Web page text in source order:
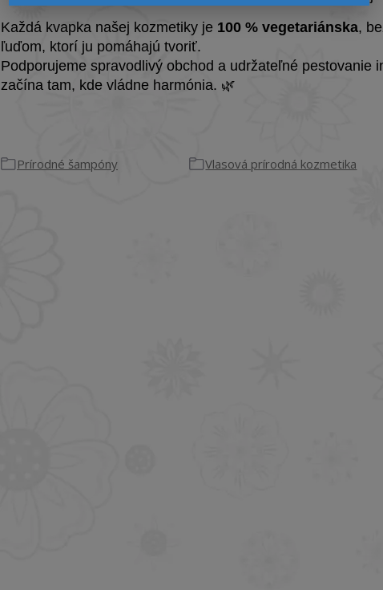
Každá kvapka našej kozmetiky je 100 % vegetariánska,
ľuďom, ktorí ju pomáhajú tvoriť.
Podporujeme spravodlivý obchod a udržateľné pestovanie
začína tam, kde vládne harmónia. 🌿
Prírodné šampóny Vlasová prírodná kozmetika